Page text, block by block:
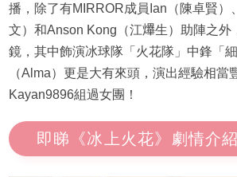
播，除了有MIRROR成員Ian（陳卓賢）
文）和Anson Kong（江𤒹生）助陣之外
鏡，其中飾演冰球隊「火花隊」中鋒「
（Alma）更是大有來頭，演出經驗相當
Kayan9896組過女團！
即睇《冰上火花》劇情介
員表